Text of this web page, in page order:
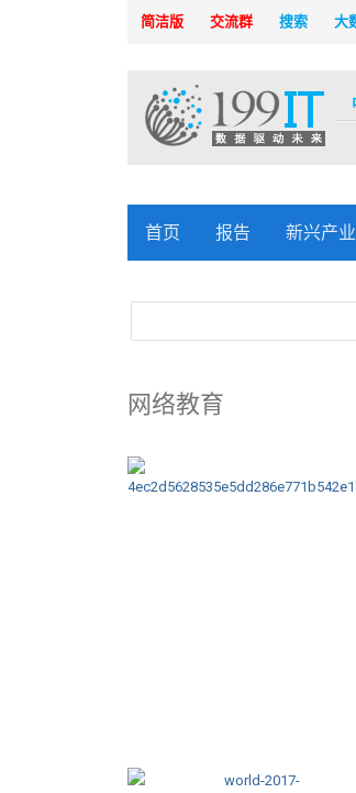
简洁版 交流群 搜索 大
首页 报告 新兴产业
网络教育